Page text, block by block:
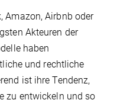
Amazon, Airbnb oder
Akteuren der
haben
und rechtliche
ist ihre Tendenz,
zu entwickeln und so